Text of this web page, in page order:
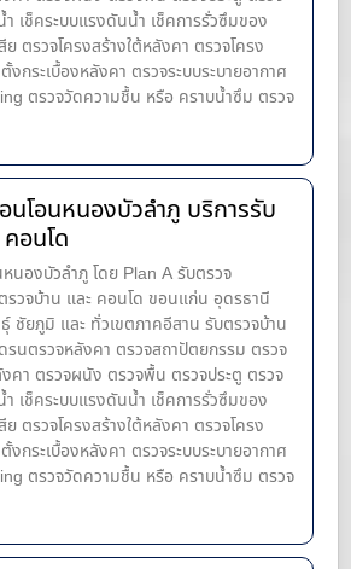
เช็คระบบแรงดันน้ำ เช็คการรั่วซึมของ
ตรวจโครงสร้างใต้หลังคา ตรวจโครง
กระเบื้องหลังคา ตรวจระบบระบายอากาศ
ตรวจวัดความชื้น หรือ คราบน้ำซึม ตรวจ
นโอนหนองบัวลำภู บริการรับ
อนโด
นองบัวลำภู โดย Plan A รับตรวจ
รวจบ้าน และ คอนโด ขอนแก่น อุดรธานี
ชัยภูมิ และ ทั่วเขตภาคอีสาน รับตรวจบ้าน
รนตรวจหลังคา ตรวจสถาปัตยกรรม ตรวจ
งคา ตรวจผนัง ตรวจพื้น ตรวจประตู ตรวจ
เช็คระบบแรงดันน้ำ เช็คการรั่วซึมของ
ตรวจโครงสร้างใต้หลังคา ตรวจโครง
กระเบื้องหลังคา ตรวจระบบระบายอากาศ
ตรวจวัดความชื้น หรือ คราบน้ำซึม ตรวจ